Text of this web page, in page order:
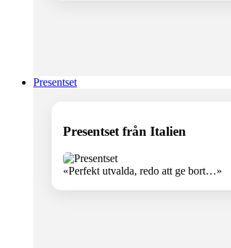
Presentset
Presentset från Italien
«Perfekt utvalda, redo att ge bort…»